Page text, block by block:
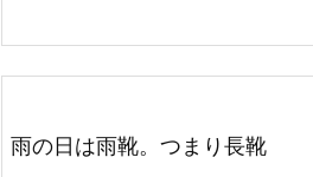
雨の日は雨靴。つまり長靴